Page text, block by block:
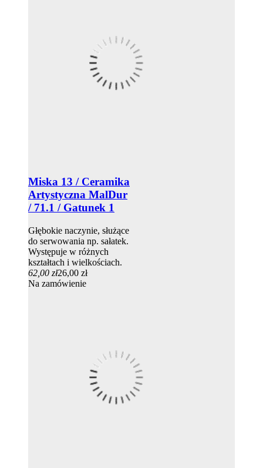
Miska 13 / Ceramika
Artystyczna MalDur
/ 71.1 / Gatunek 1
Głębokie naczynie, służące
do serwowania np. sałatek.
Występuje w różnych
kształtach i wielkościach.
62,00 zł26,00 zł
Na zamówienie